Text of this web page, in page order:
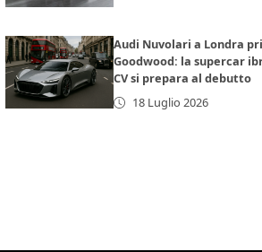
Audi Nuvolari a Londra
Goodwood: la supercar
CV si prepara al debutto
18 Luglio 2026